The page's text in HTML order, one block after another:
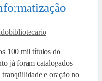
100 mil títulos do
já foram catalogados
e oração no